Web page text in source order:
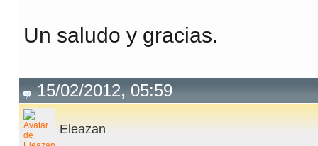
Un saludo y gracias.
15/02/2012, 05:59
Eleazan